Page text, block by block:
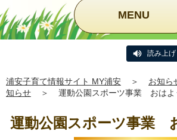
MENU
読み上げ
浦安子育て情報サイト MY浦安 ＞ お知ら
知らせ
＞ 運動公園スポーツ事業 おはよ
運動公園スポーツ事業